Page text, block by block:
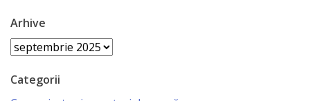
Problemele
Antreprenoriat,
Arhive
Arhive
Categorii